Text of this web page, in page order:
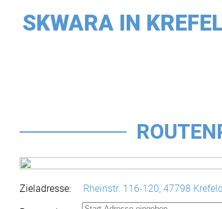
SKWARA IN
Zieladresse: Rheinstr. 116-120, 47798 Krefeld